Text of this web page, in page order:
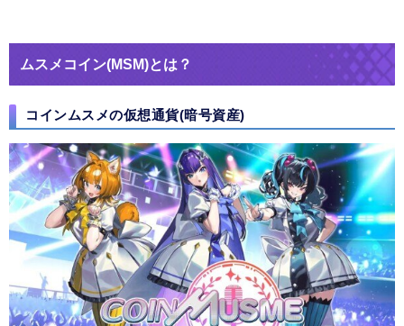
ムスメコイン(MSM)とは？
コインムスメの仮想通貨(暗号資産)